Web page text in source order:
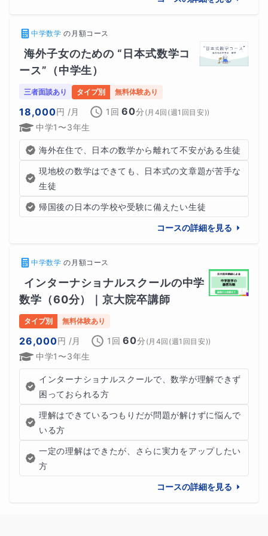
中学数学 の 月額コース
海外子女のための “日本式数学コ
ース”（中学生）
三者面談あり タイプ別 無料体験あり
18,000円 /月 1回 60分 (月4回(週1回目安))
中学1〜3年生
海外在住で、日本の数学から離れて不安がある生徒
現地校の数学はできても、日本式の文章題が苦手な
生徒
帰国後の日本の学校や受験に備えたい生徒
コースの詳細を見る
中学数学 の 月額コース
インターナショナルスクールの中学
数学（60分）｜京大院卒講師
タイプ別 無料体験あり
26,000円 /月 1回 60分 (月4回(週1回目安))
中学1〜3年生
インターナショナルスクールで、数学が理解できず
困っておられる方
理解はできているつもりだが問題が解けずに悩んで
いる方
一定の理解はできたが、さらに実力をアップしたい
方
コースの詳細を見る